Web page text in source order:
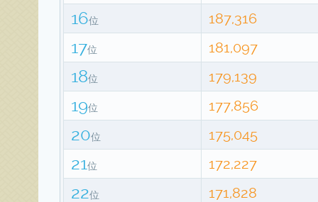
16位 187,316
17位 181,097
18位 179,139
19位 177,856
20位 175,045
21位 172,227
22位 171,828